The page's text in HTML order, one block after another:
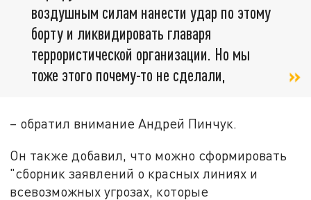
воздушным силам нанести удар по этому
борту и ликвидировать главаря
террористической организации. Но мы
тоже этого почему-то не сделали,
– обратил внимание Андрей Пинчук.
Он также добавил, что можно сформировать
"сборник заявлений о красных линиях и
всевозможных угрозах, которые